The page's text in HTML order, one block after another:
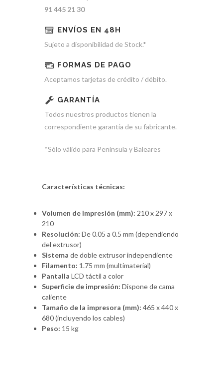
91 445 21 30
ENVÍOS EN 48H
Sujeto a disponibilidad de Stock.*
FORMAS DE PAGO
Aceptamos tarjetas de crédito / débito.
GARANTÍA
Todos nuestros productos tienen la
correspondiente garantía de su fabricante.
*Sólo válido para Península y Baleares
Características técnicas:
Volumen de impresión (mm): 210 x 297 x
210
Resolución: De 0.05 a 0.5 mm (dependiendo
del extrusor)
Sistema de doble extrusor independiente
Filamento: 1.75 mm (multimaterial)
Pantalla LCD táctil a color
Superficie de impresión: Dispone de cama
caliente
Tamaño de la impresora (mm): 465 x 440 x
680 (incluyendo los cables)
Peso: 15 kg